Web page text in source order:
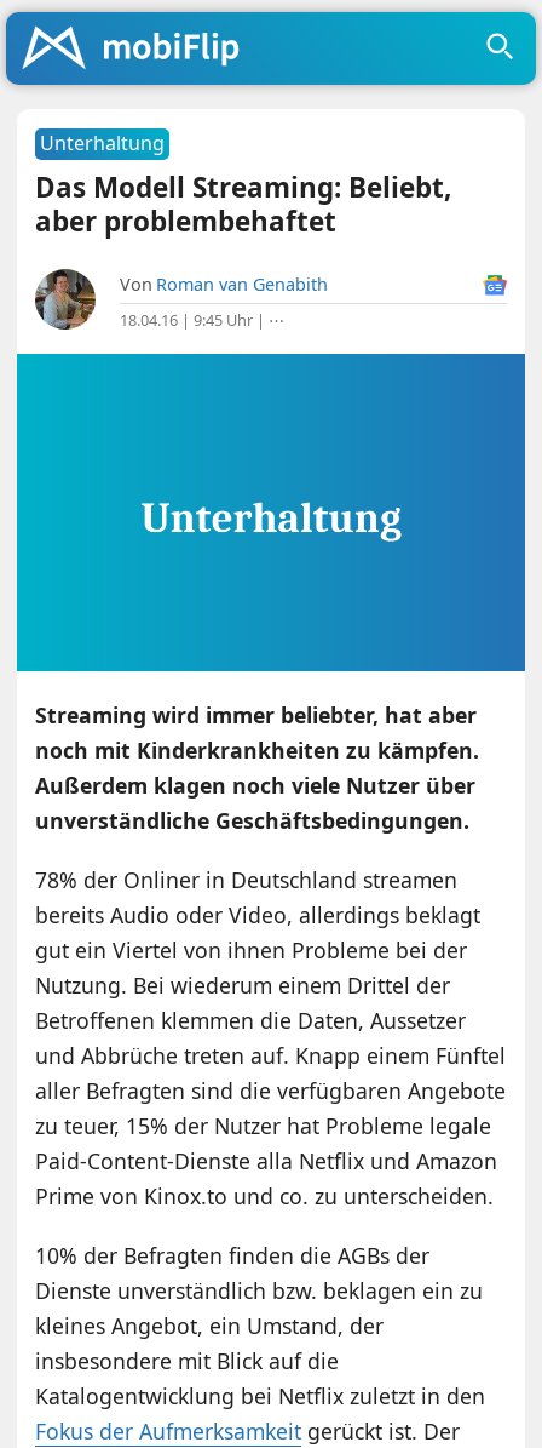
Unterhaltung
Das Modell Streaming: Beliebt,
aber problembehaftet
Von Roman van Genabith
18.04.16 | 9:45 Uhr | ⋯
Streaming wird immer beliebter, hat aber
noch mit Kinderkrankheiten zu kämpfen.
Außerdem klagen noch viele Nutzer über
unverständliche Geschäftsbedingungen.
78% der Onliner in Deutschland streamen
bereits Audio oder Video, allerdings beklagt
gut ein Viertel von ihnen Probleme bei der
Nutzung. Bei wiederum einem Drittel der
Betroffenen klemmen die Daten, Aussetzer
und Abbrüche treten auf. Knapp einem Fünftel
aller Befragten sind die verfügbaren Angebote
zu teuer, 15% der Nutzer hat Probleme legale
Paid-Content-Dienste alla Netflix und Amazon
Prime von Kinox.to und co. zu unterscheiden.
10% der Befragten finden die AGBs der
Dienste unverständlich bzw. beklagen ein zu
kleines Angebot, ein Umstand, der
insbesondere mit Blick auf die
Katalogentwicklung bei Netflix zuletzt in den
Fokus der Aufmerksamkeit gerückt ist. Der